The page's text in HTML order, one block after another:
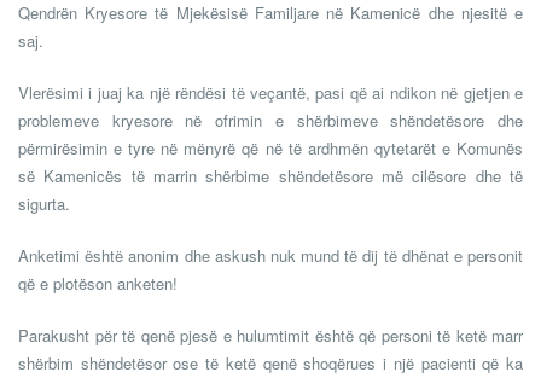
Qendrën Kryesore të Mjekësisë Familjare në Kamenicë dhe njesitë e
saj.
Vlerësimi i juaj ka një rëndësi të veçantë, pasi që ai ndikon në gjetjen e
problemeve kryesore në ofrimin e shërbimeve shëndetësore dhe
përmirësimin e tyre në mënyrë që në të ardhmën qytetarët e Komunës
së Kamenicës të marrin shërbime shëndetësore më cilësore dhe të
sigurta.
Anketimi është anonim dhe askush nuk mund të dij të dhënat e personit
që e plotëson anketen!
Parakusht për të qenë pjesë e hulumtimit është që personi të ketë marr
shërbim shëndetësor ose të ketë qenë shoqërues i një pacienti që ka